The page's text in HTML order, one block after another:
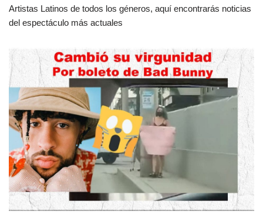
Artistas Latinos de todos los géneros, aquí encontrarás noticias
del espectáculo más actuales